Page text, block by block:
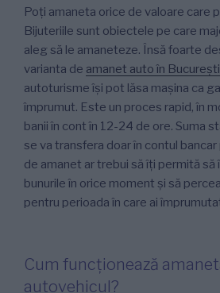
Poți amaneta orice de valoare care
Bijuteriile sunt obiectele pe care
aleg să le amaneteze. Însă foarte
varianta de amanet auto în București
autoturisme își pot lăsa mașina ca
împrumut. Este un proces rapid, în
banii în cont în 12-24 de ore. Suma
se va transfera doar în contul
de amanet ar trebui să îți permită să
bunurile în orice moment și să
pentru perioada în care ai
Cum funcționează
autovehicul?